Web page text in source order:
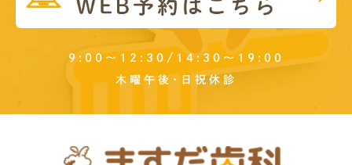
9:00～12:30/14:30～19:00
木曜午後･日祝休診